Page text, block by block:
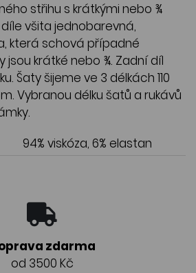
střihu s krátkými nebo ¾
všita jednobarevná,
která schová případné
jsou krátké nebo ¾. Zadní díl
Šaty šijeme ve 3 délkách 110
Vybranou délku šatů a rukávů
94% viskóza, 6% elastan
zdarma
od 3500 Kč